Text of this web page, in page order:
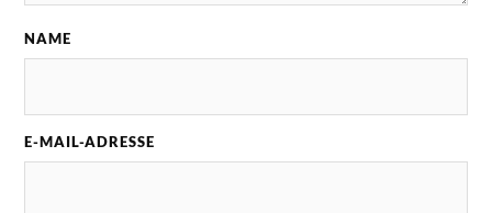
NAME
E-MAIL-ADRESSE